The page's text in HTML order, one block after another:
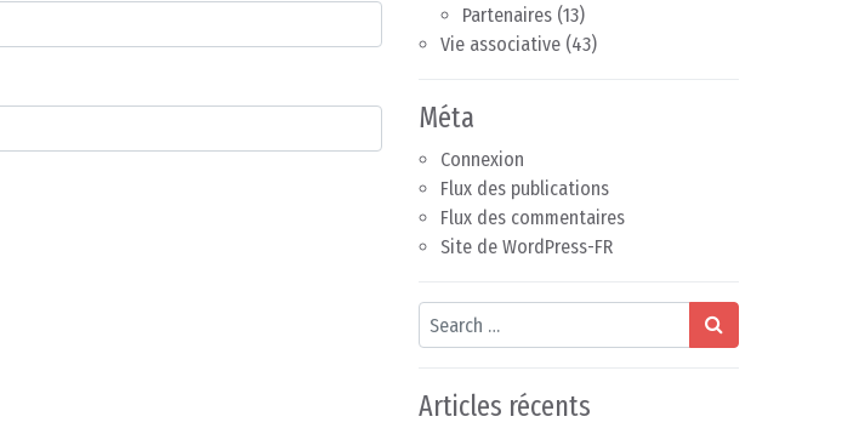
Partenaires (13)
Vie associative (43)
Méta
Connexion
Flux des publications
Flux des commentaires
Site de WordPress-FR
Search
Articles récents